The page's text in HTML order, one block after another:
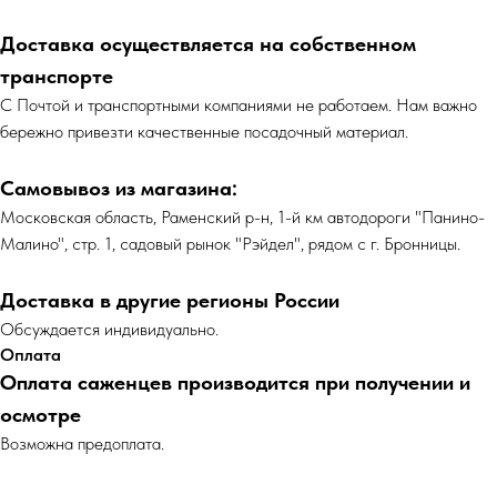
Доставка осуществляется на собственном
транспорте
С Почтой и транспортными компаниями не работаем. Нам важно
бережно привезти качественные посадочный материал.
Самовывоз из магазина:
Московская область, Раменский р-н, 1-й км автодороги "Панино-
Малино", стр. 1, садовый рынок "Рэйдел", рядом с г. Бронницы.
Доставка в другие регионы России
Обсуждается индивидуально.
Оплата
Оплата саженцев производится при получении и
осмотре
Возможна предоплата.